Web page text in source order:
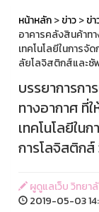
หน้าหลัก>ข่าว>ข่
อาคารคลังสินค้าท
เทคโนโลยีในการ
ลัยโลจิสติกส์และซั
บรรยาการกา
ทางอากาศ ที่
เทคโนโลยีใ
การโลจิสติก
ผูดูแลเว็บ วิทยา
2019-05-03